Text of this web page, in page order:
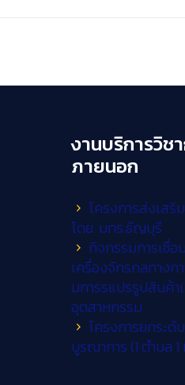
งานบริการวิช
ภายนอก
โครงการส่งเส
โดย. มทร.ธัญบุรี
กิจกรรมการเชื่อ
เครื่องจักรกลทางก
มการรแปรรูปสินค้
อุตสาหกรรม
โครงการยกระ
บูรณาการ (1 ตำบล